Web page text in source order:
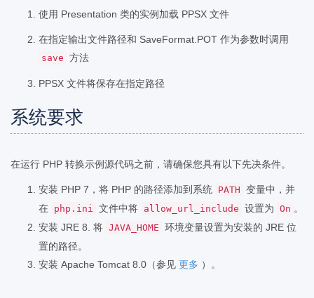
使用 Presentation 类的实例加载 PPSX 文件
在指定输出文件路径和 SaveFormat.POT 作为参数时调用
save 方法
PPSX 文件将保存在指定路径
系统要求
在运行 PHP 转换示例源代码之前，请确保您具有以下先决条件。
安装 PHP 7，将 PHP 的路径添加到系统 PATH 变量中，并
在 php.ini 文件中将 allow_url_include 设置为 On 。
安装 JRE 8. 将 JAVA_HOME 环境变量设置为安装的 JRE 位
置的路径。
安装 Apache Tomcat 8.0（参见 更多 ）。